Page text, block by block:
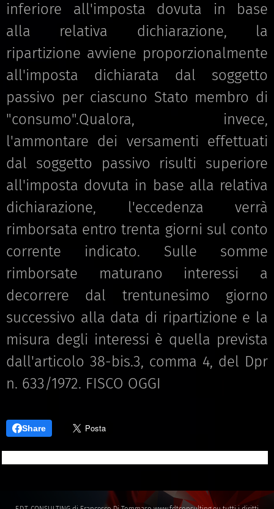
inferiore all'imposta dovuta in base
alla relativa dichiarazione, la
ripartizione avviene proporzionalmente
all'imposta dichiarata dal soggetto
passivo per ciascuno Stato membro di
"consumo".Qualora, invece,
l'ammontare dei versamenti effettuati
dal soggetto passivo risulti superiore
all'imposta dovuta in base alla relativa
dichiarazione, l'eccedenza verrà
rimborsata entro trenta giorni sul conto
corrente indicato. Sulle somme
rimborsate maturano interessi a
decorrere dal trentunesimo giorno
successivo alla data di ripartizione e la
misura degli interessi è quella prevista
dall'articolo 38-bis.3, comma 4, del Dpr
n. 633/1972. FISCO OGGI
Share